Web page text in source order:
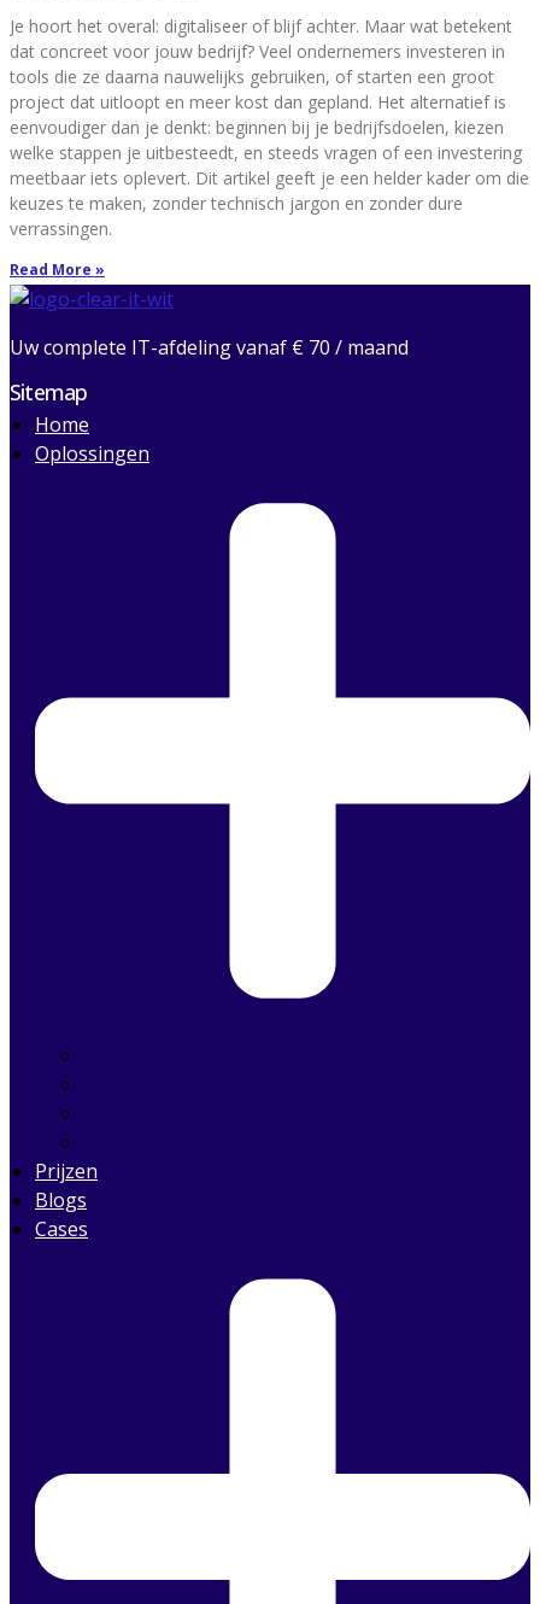
Je hoort het overal: digitaliseer of blijf achter. Maar wat betekent
dat concreet voor jouw bedrijf? Veel ondernemers investeren in
tools die ze daarna nauwelijks gebruiken, of starten een groot
project dat uitloopt en meer kost dan gepland. Het alternatief is
eenvoudiger dan je denkt: beginnen bij je bedrijfsdoelen, kiezen
welke stappen je uitbesteedt, en steeds vragen of een investering
meetbaar iets oplevert. Dit artikel geeft je een helder kader om die
keuzes te maken, zonder technisch jargon en zonder dure
verrassingen.
Read More »
Uw complete IT-afdeling vanaf € 70 / maand
Sitemap
Home
Oplossingen
Prijzen
Blogs
Cases